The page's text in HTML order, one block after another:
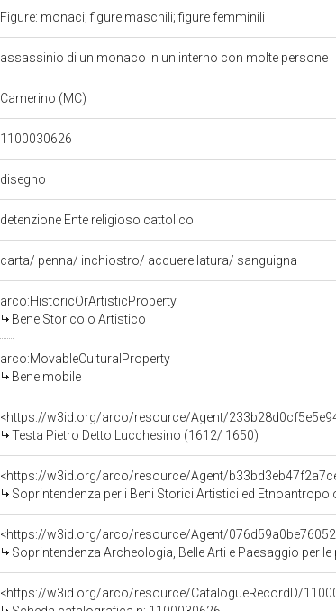
Figure: monaci; figure maschili; figure femminili
assassinio di un monaco in un interno con molte persone
Camerino (MC)
1100030626
disegno
detenzione Ente religioso cattolico
carta/ penna/ inchiostro/ acquerellatura/ sanguigna
arco:HistoricOrArtisticProperty
Bene Storico o Artistico
arco:MovableCulturalProperty
Bene mobile
<https://w3id.org/arco/resource/Agent/
Testa Pietro Detto Lucchesino (1612/ 1650)
<https://w3id.org/arco/resource/Agent/
Soprintendenza per i Beni Storici Artistici ed
<https://w3id.org/arco/resource/Agent/
Soprintendenza Archeologia, Belle Arti e Paesaggio per
<https://w3id.org/arco/resource/CatalogueRecordD/